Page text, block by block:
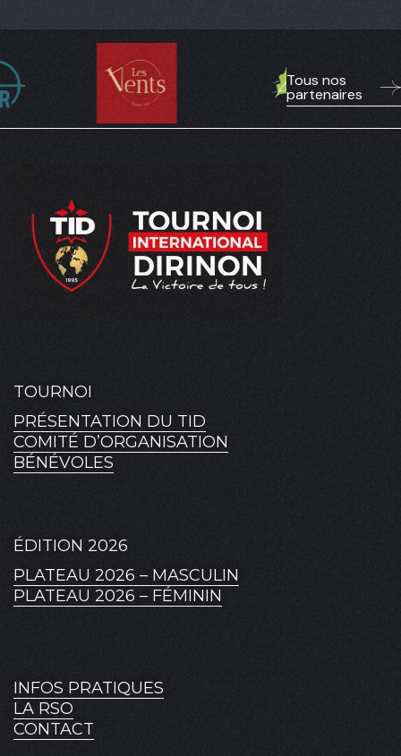
Tous nos
partenaires
TOURNOI
PRÉSENTATION DU TID
COMITÉ D’ORGANISATION
BÉNÉVOLES
ÉDITION 2026
PLATEAU 2026 – MASCULIN
PLATEAU 2026 – FÉMININ
INFOS PRATIQUES
LA RSO
CONTACT